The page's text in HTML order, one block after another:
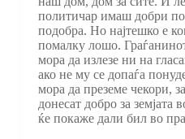
политичар имаш добри
подобра. Но најтешко е
помалку лошо.
мора да излезе ни на
ако не му се допаѓа
мора да преземе чекори,
донесат добро за
ќе покаже дали бил во